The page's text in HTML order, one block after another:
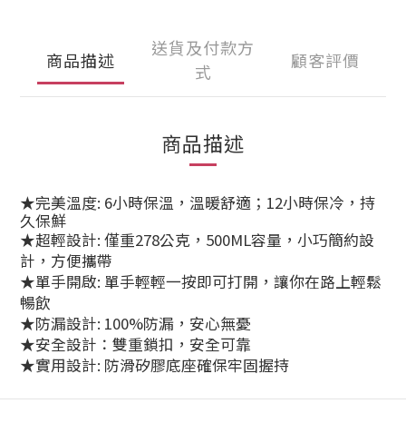
商品描述
送貨及付款方
式
顧客評價
商品描述
★完美溫度: 6小時保溫，溫暖舒適；12小時保冷，持
久保鮮
★超輕設計: 僅重278公克，500ML容量，小巧簡約設
計，方便攜帶
★單手開啟: 單手輕輕一按即可打開，讓你在路上輕鬆
暢飲
★防漏設計: 100%防漏，安心無憂
★安全設計：雙重鎖扣，安全可靠
★實用設計: 防滑矽膠底座確保牢固握持